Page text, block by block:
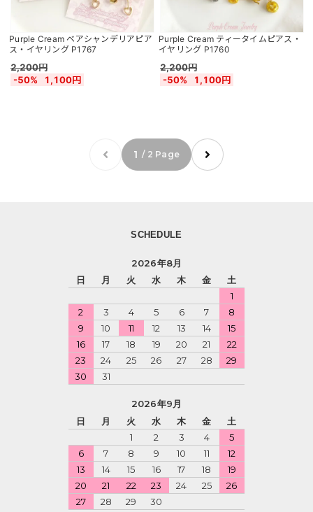
Purple Cream ベアシャンデリアピア
ス・イヤリング P1767
2,200円
-50%
1,100円
Purple Cream ティータイムピアス・
イヤリング P1760
2,200円
-50%
1,100円
1 / 2 Page
SCHEDULE
2026年8月
日
月 火 水 木 金
土
1
2
3 4 5 6 7
8
9
10 11 12 13 14
15
16
17 18 19 20 21
22
23
24 25 26 27 28
29
30
31
2026年9月
日
月 火 水 木 金
土
1
2 3 4
5
6
7 8 9 10 11
12
13
14 15 16 17 18
19
20
21 22 23 24 25
26
27
28 29 30